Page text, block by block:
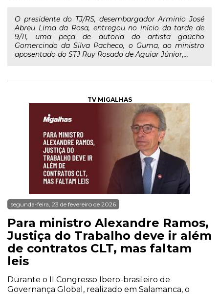
O presidente do TJ/RS, desembargador Arminio José
Abreu Lima da Rosa, entregou no início da tarde de
9/11, uma peça de autoria do artista gaúcho
Gomercindo da Silva Pacheco, o Guma, ao ministro
aposentado do STJ Ruy Rosado de Aguiar Júnior,...
TV MIGALHAS
segunda-feira, 23 de fevereiro de 2026
Para ministro Alexandre Ramos,
Justiça do Trabalho deve ir além
de contratos CLT, mas faltam
leis
Durante o II Congresso Ibero-brasileiro de
Governança Global, realizado em Salamanca, o